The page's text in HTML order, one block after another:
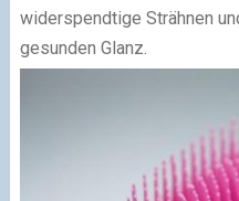
widerspendtige Strähnen
gesunden Glanz.